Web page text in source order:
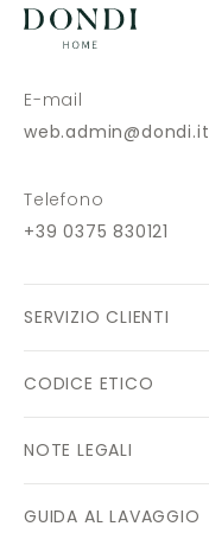
E-mail
web.admin@dondi.it
Telefono
+39 0375 830121
SERVIZIO CLIENTI
CODICE ETICO
NOTE LEGALI
GUIDA AL LAVAGGIO